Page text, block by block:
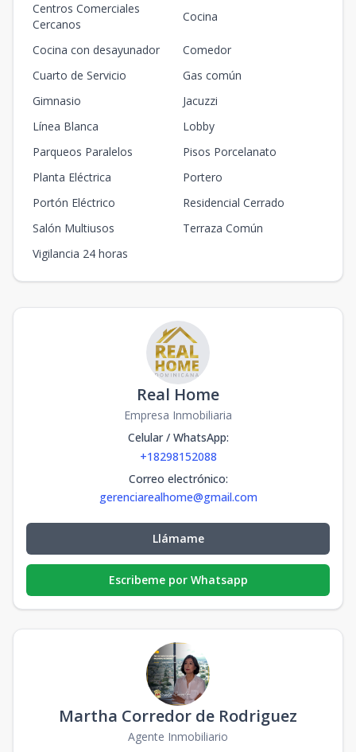
Centros Comerciales
Cercanos
Cocina
Cocina con desayunador
Comedor
Cuarto de Servicio
Gas común
Gimnasio
Jacuzzi
Línea Blanca
Lobby
Parqueos Paralelos
Pisos Porcelanato
Planta Eléctrica
Portero
Portón Eléctrico
Residencial Cerrado
Salón Multiusos
Terraza Común
Vigilancia 24 horas
Real Home
Empresa Inmobiliaria
Celular / WhatsApp:
+18298152088
Correo electrónico:
gerenciarealhome@gmail.com
Llámame
Escribeme por Whatsapp
Martha Corredor de Rodriguez
Agente Inmobiliario